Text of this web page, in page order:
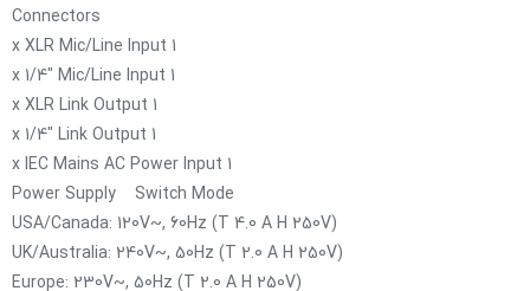
Connectors
1 x XLR Mic/Line Input
1 x 1/4" Mic/Line Input
1 x XLR Link Output
1 x 1/4" Link Output
1 x IEC Mains AC Power Input
Power Supply Switch Mode
USA/Canada: 120V~, 60Hz (T 4.0 A H 250V)
UK/Australia: 240V~, 50Hz (T 2.0 A H 250V)
Europe: 230V~, 50Hz (T 2.0 A H 250V)